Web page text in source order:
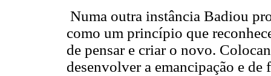
Numa outra instância Badiou
como um princípio que
de pensar e criar o novo.
desenvolver a emancipação e de